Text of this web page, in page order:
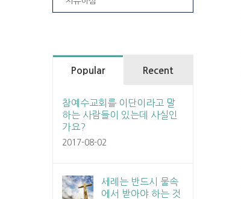
Popular Recent
참예수교회를 이단이라고 말
하는 사람들이 있는데 사실인
가요?
2017-08-02
세례는 반드시 물속
에서 받아야 하는 것